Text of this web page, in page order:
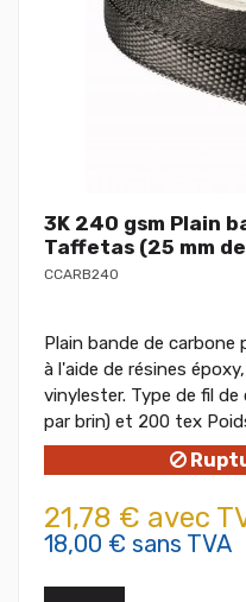
3K 240 gsm Plain
Taffetas (25 mm
CCARB240
Plain bande de
à l'aide de résines
vinylester. Type de fil
par brin) et 200 tex
21,78 € avec
18,00 € sans TVA